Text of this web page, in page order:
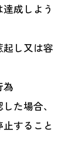
成しよう
し又は容
為
た場合、
すること